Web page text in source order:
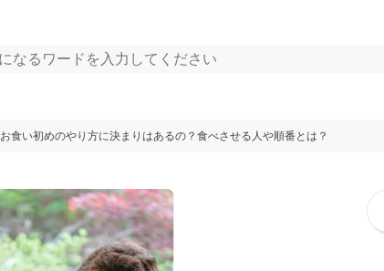
お食い初めのやり方に決まりはあるの？食べさせる人や順番とは？